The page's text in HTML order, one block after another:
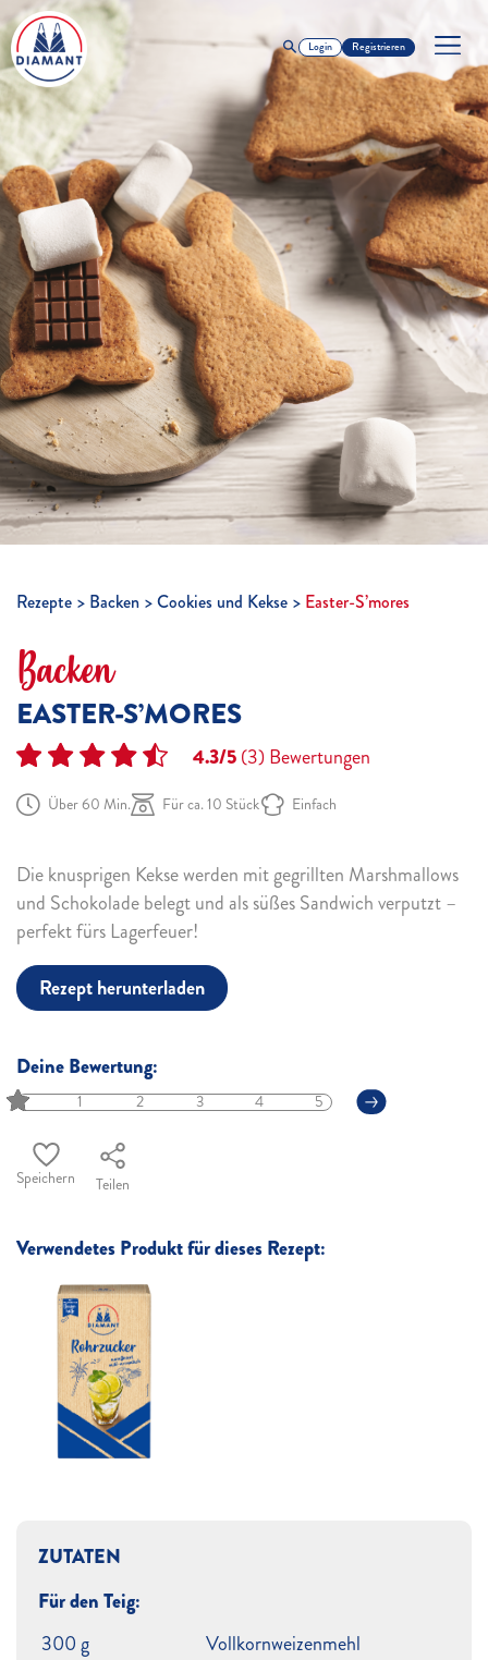
Login Registrieren
Rezepte Backen Cookies und Kekse Easter-S’mores
Backen
EASTER-S’MORES
4.3/5(3)Bewertungen
Über 60 Min. Für ca. 10 Stück Einfach
Die knusprigen Kekse werden mit gegrillten Marshmallows
und Schokolade belegt und als süßes Sandwich verputzt –
perfekt fürs Lagerfeuer!
Rezept herunterladen
Deine Bewertung:
1 2 3 4 5
Speichern Teilen
Verwendetes Produkt für dieses Rezept:
ZUTATEN
Für den Teig:
300 g
Vollkornweizenmehl